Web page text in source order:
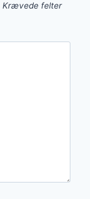
Krævede felter